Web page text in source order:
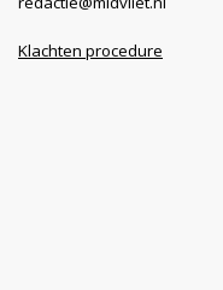
Klachten procedure